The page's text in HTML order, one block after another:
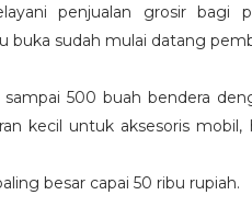
penjualan grosir bagi
buka sudah mulai datang
500 buah bendera
kecil untuk aksesoris mobil,
besar capai 50 ribu rupiah.